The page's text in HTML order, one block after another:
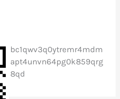
bc1qwv3q0ytremr4mdm
apt4unvn64pg0k859qrg
8qd